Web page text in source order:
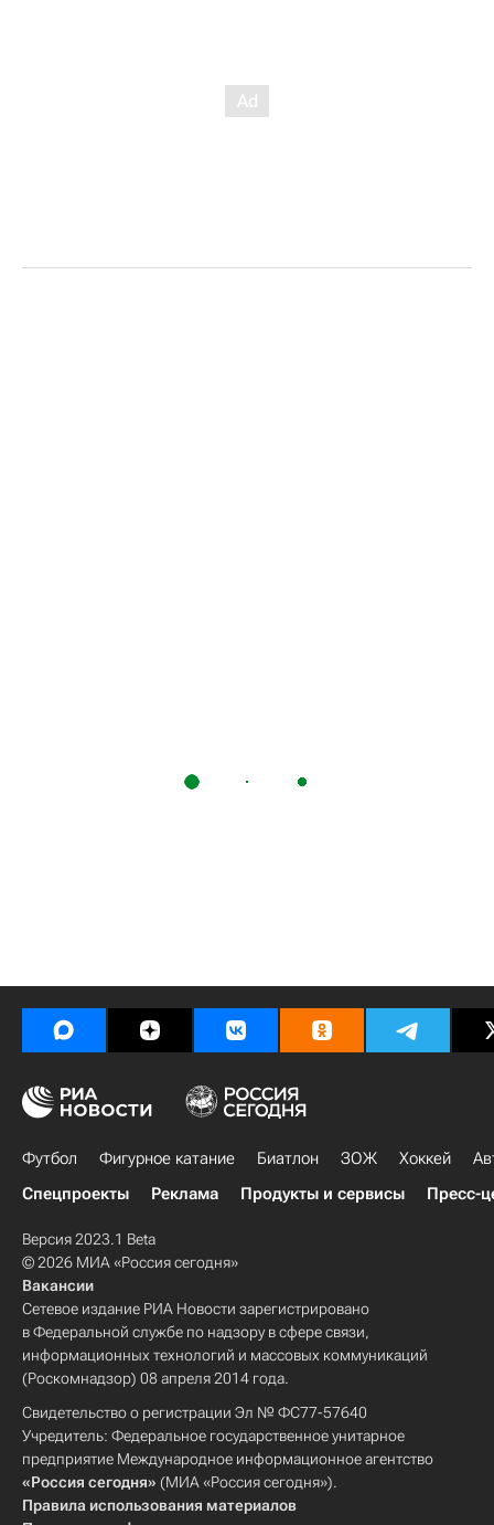
Футбол Фигурное катание Биатлон ЗОЖ Хоккей
Спецпроекты
Реклама Продукты и сервисы Пресс-
Версия 2023.1 Beta
© 2026 МИА «Россия сегодня»
Вакансии
Сетевое издание РИА Новости зарегистрировано
в Федеральной службе по надзору в сфере связи,
информационных технологий и массовых коммуникаций
(Роскомнадзор) 08 апреля 2014 года.
Свидетельство о регистрации Эл № ФС77-57640
Учредитель: Федеральное государственное унитарное
предприятие Международное информационное агентство
«Россия сегодня» (МИА «Россия сегодня»).
Правила использования материалов